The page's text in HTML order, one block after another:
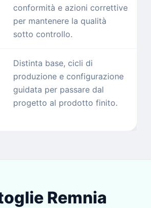
conformità e azioni correttive
per mantenere la qualità
sotto controllo.
Distinta base, cicli di
produzione e configurazione
guidata per passare dal
progetto al prodotto finito.
Remnia